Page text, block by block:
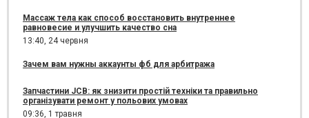
Массаж тела как способ восстановить внутреннее
равновесие и улучшить качество сна
13:40, 24 червня
Зачем вам нужны аккаунты фб для арбитража
Запчастини JCB: як знизити простій техніки та правильно
організувати ремонт у польових умовах
09:36, 1 травня